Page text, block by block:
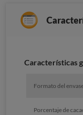
Características
Formato del
Porcentaje de